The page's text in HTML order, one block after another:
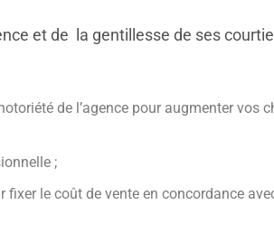
et de la gentillesse de ses
de l’agence pour augmenter vos
;
fixer le coût de vente en concordance